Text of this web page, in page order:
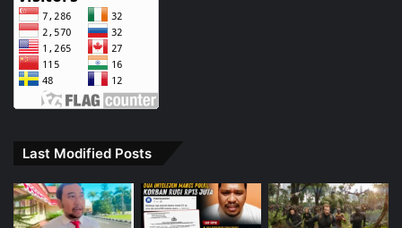
Last Modified Posts